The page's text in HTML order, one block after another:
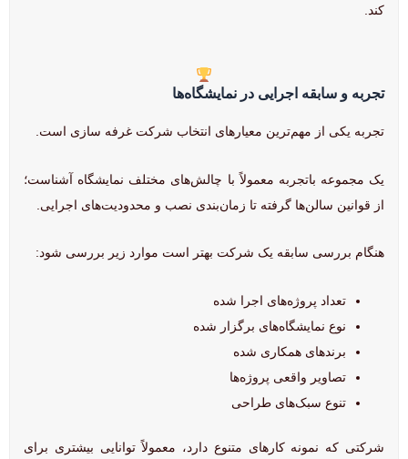
کند.
تجربه و سابقه اجرایی در نمایشگاه‌ها
تجربه یکی از مهم‌ترین معیارهای انتخاب شرکت غرفه سازی است.
یک مجموعه باتجربه معمولاً با چالش‌های مختلف نمایشگاه آشناست؛
از قوانین سالن‌ها گرفته تا زمان‌بندی نصب و محدودیت‌های اجرایی.
هنگام بررسی سابقه یک شرکت بهتر است موارد زیر بررسی شود:
تعداد پروژه‌های اجرا شده
نوع نمایشگاه‌های برگزار شده
برندهای همکاری شده
تصاویر واقعی پروژه‌ها
تنوع سبک‌های طراحی
شرکتی که نمونه کارهای متنوع دارد، معمولاً توانایی بیشتری برای